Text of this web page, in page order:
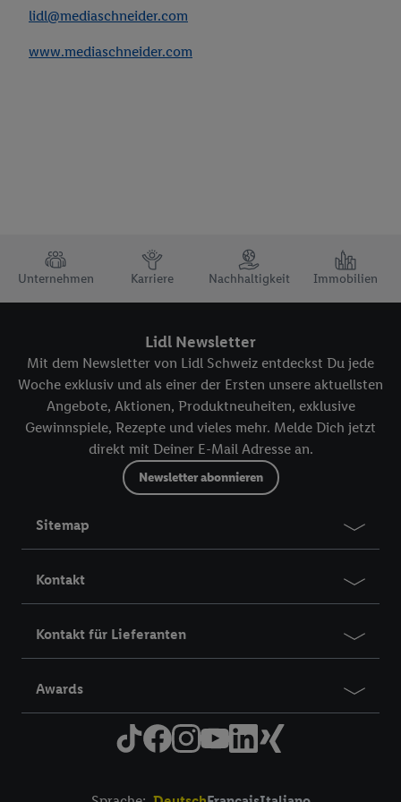
lidl@mediaschneider.com
www.mediaschneider.com
TRUSTBAR
Unternehmen Karriere Nachhaltigkeit Immobilien
Lidl Newsletter
Mit dem Newsletter von Lidl Schweiz entdeckst Du jede
Woche exklusiv und als einer der Ersten unsere aktuellsten
Angebote, Aktionen, Produktneuheiten, exklusive
Gewinnspiele, Rezepte und vieles mehr. Melde Dich jetzt
direkt mit Deiner E-Mail Adresse an.
Newsletter abonnieren
Sitemap
Kontakt
Kontakt für Lieferanten
Awards
Die Impressen findest du hier.